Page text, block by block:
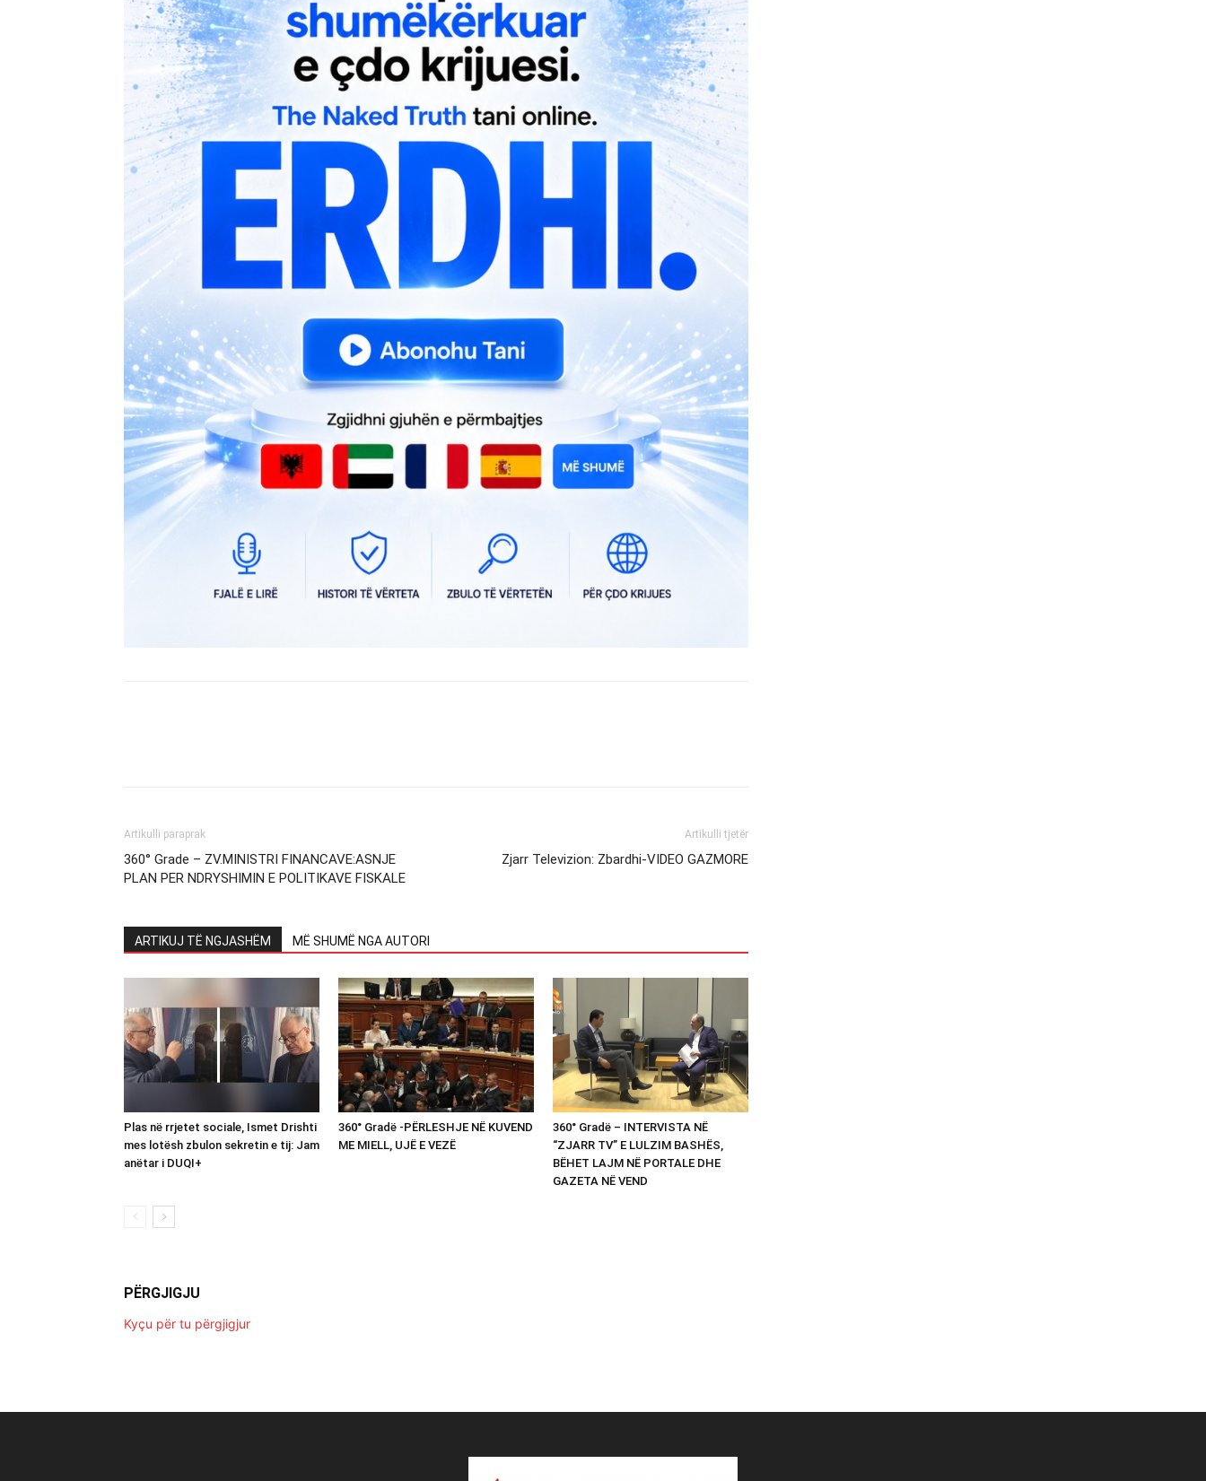
Artikulli paraprak
360° Grade – ZV.MINISTRI FINANCAVE:ASNJE
PLAN PER NDRYSHIMIN E POLITIKAVE FISKALE
Artikulli tjetër
Zjarr Televizion: Zbardhi-VIDEO GAZMORE
ARTIKUJ TË NGJASHËM MË SHUMË NGA AUTORI
Plas në rrjetet sociale, Ismet Drishti
mes lotësh zbulon sekretin e tij: Jam
anëtar i DUQI+
360° Gradë -PËRLESHJE NË KUVEND
ME MIELL, UJË E VEZË
360° Gradë – INTERVISTA NË
“ZJARR TV” E LULZIM BASHËS,
BËHET LAJM NË PORTALE DHE
GAZETA NË VEND
PËRGJIGJU
Kyçu për tu përgjigjur